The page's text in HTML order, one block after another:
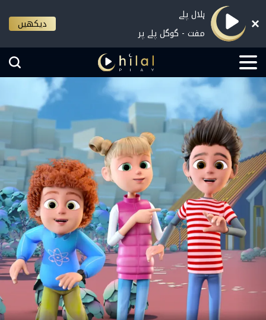
ہلال پلے
مفت - گوگل پلے پر
دیکھیں